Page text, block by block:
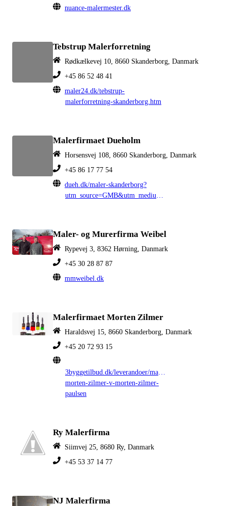
nuance-malermester.dk
Tebstrup Malerforretning
Rødkælkevej 10, 8660 Skanderborg, Danmark
+45 86 52 48 41
maler24.dk/tebstrup-
malerforretning-skanderborg.htm
Malerfirmaet Dueholm
Horsensvej 108, 8660 Skanderborg, Danmark
+45 86 17 77 54
dueh.dk/maler-skanderborg?
utm_source=GMB&utm_medium=organic
Maler- og Murerfirma Weibel
Rypevej 3, 8362 Hørning, Danmark
+45 30 28 87 87
mmweibel.dk
Malerfirmaet Morten Zilmer
Haraldsvej 15, 8660 Skanderborg, Danmark
+45 20 72 93 15
3byggetilbud.dk/leverandoer/malerfirma-
morten-zilmer-v-morten-zilmer-
paulsen
Ry Malerfirma
Siimvej 25, 8680 Ry, Danmark
+45 53 37 14 77
NJ Malerfirma